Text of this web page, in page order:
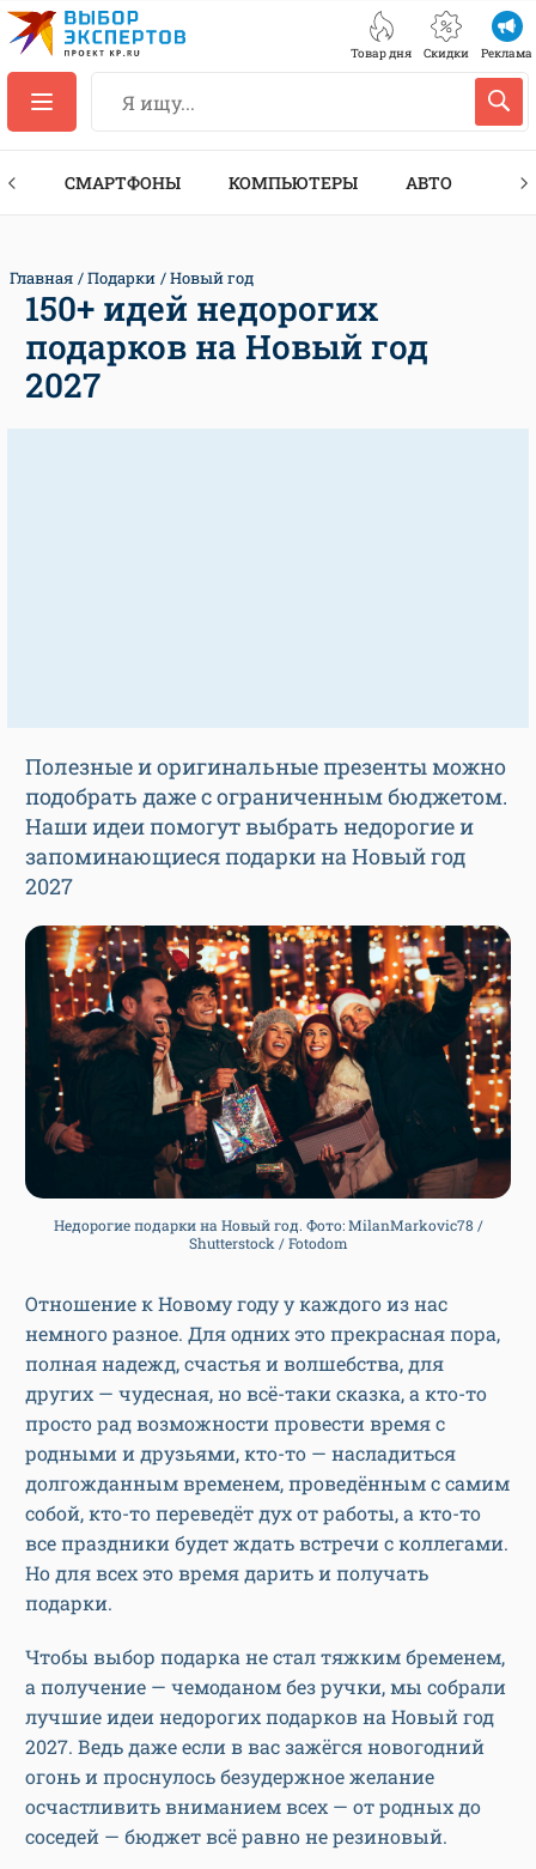
Товар дня Скидки Реклама
СМАРТФОНЫ КОМПЬЮТЕРЫ АВТО
Главная Подарки Новый год
150+ идей недорогих
подарков на Новый год
2027
Полезные и оригинальные презенты можно
подобрать даже с ограниченным бюджетом.
Наши идеи помогут выбрать недорогие и
запоминающиеся подарки на Новый год
2027
Недорогие подарки на Новый год. Фото: MilanMarkovic78 /
Shutterstock / Fotodom
Отношение к Новому году у каждого из нас
немного разное. Для одних это прекрасная пора,
полная надежд, счастья и волшебства, для
других — чудесная, но всё-таки сказка, а кто-то
просто рад возможности провести время с
родными и друзьями, кто-то — насладиться
долгожданным временем, проведённым с самим
собой, кто-то переведёт дух от работы, а кто-то
все праздники будет ждать встречи с коллегами.
Но для всех это время дарить и получать
подарки.
Чтобы выбор подарка не стал тяжким бременем,
а получение — чемоданом без ручки, мы собрали
лучшие идеи недорогих подарков на Новый год
2027. Ведь даже если в вас зажёгся новогодний
огонь и проснулось безудержное желание
осчастливить вниманием всех — от родных до
соседей — бюджет всё равно не резиновый.